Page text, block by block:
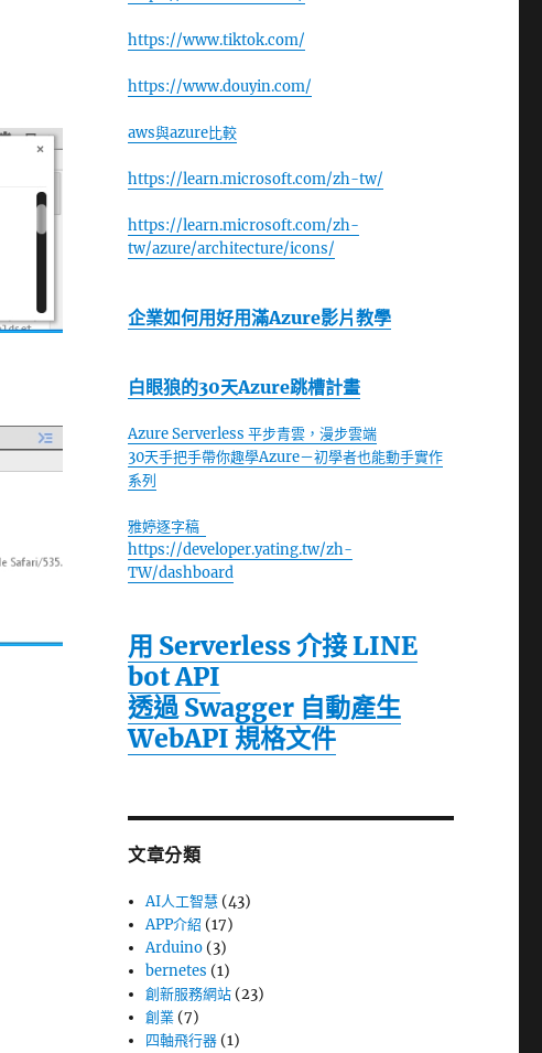
https://www.tiktok.com/
https://www.douyin.com/
aws與azure比較
https://learn.microsoft.com/zh-tw/
https://learn.microsoft.com/zh-
tw/azure/architecture/icons/
企業如何用好用滿Azure影片教學
白眼狼的30天Azure跳槽計畫
Azure Serverless 平步青雲，漫步雲端
30天手把手帶你趣學Azure－初學者也能動手實作
系列
雅婷逐字稿
https://developer.yating.tw/zh-
TW/dashboard
用 Serverless 介接 LINE
bot API
透過 Swagger 自動產生
WebAPI 規格文件
文章分類
AI人工智慧 (43)
APP介紹 (17)
Arduino (3)
bernetes (1)
創新服務網站 (23)
創業 (7)
四軸飛行器 (1)